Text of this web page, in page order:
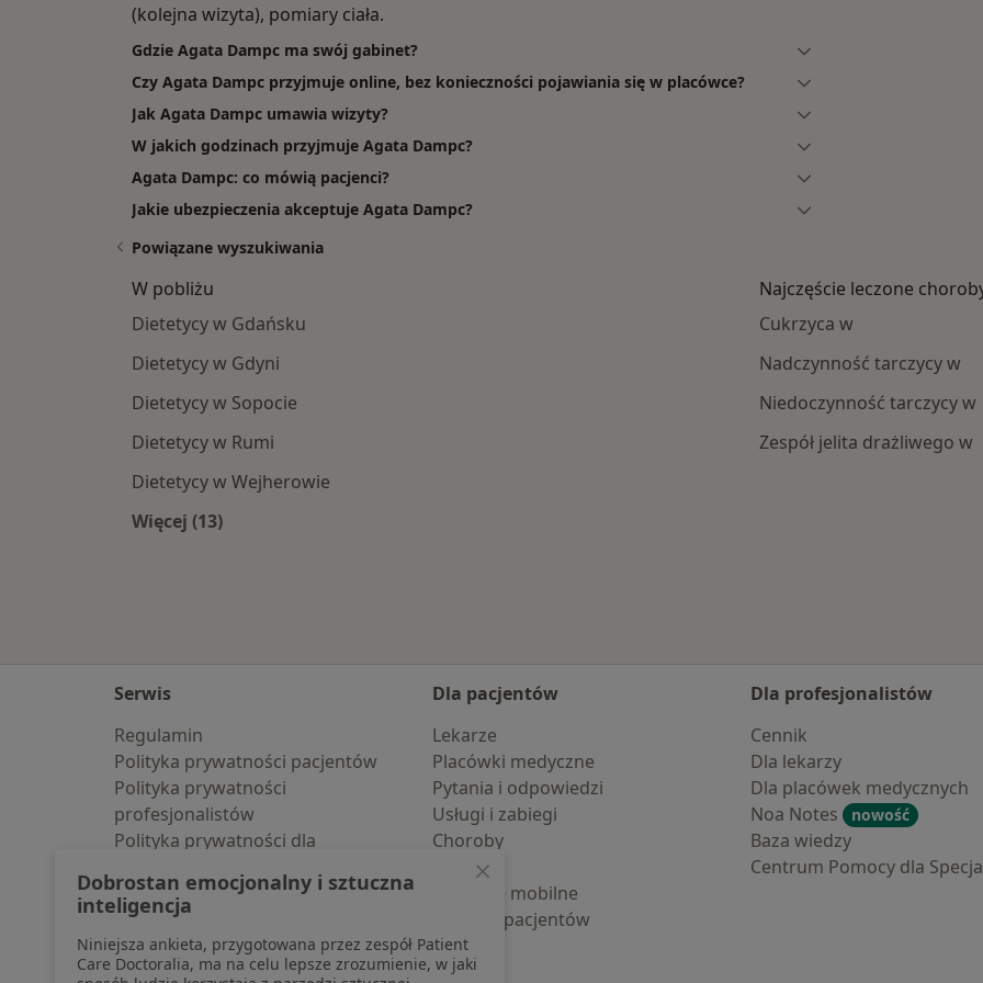
(kolejna wizyta), pomiary ciała.
Gdzie Agata Dampc ma swój gabinet?
Czy Agata Dampc przyjmuje online, bez konieczności pojawiania się w placówce?
Jak Agata Dampc umawia wizyty?
W jakich godzinach przyjmuje Agata Dampc?
Agata Dampc: co mówią pacjenci?
Jakie ubezpieczenia akceptuje Agata Dampc?
Powiązane wyszukiwania
W pobliżu
Dietetycy w Gdańsku
Dietetycy w Gdyni
Dietetycy w Sopocie
Dietetycy w Rumi
Dietetycy w Wejherowie
Więcej (13)
Najczęście leczone
Cukrzyca w
Nadczynność tarczycy w
Niedoczynność tarczycy w
Zespół jelita drażliwego w
Serwis
Regulamin
Polityka prywatności pacjentów
Polityka prywatności
profesjonalistów
Polityka prywatności dla
pozyskaliśmy samodzielnie
Polityka cookies
Jak działają wyniki wyszukiwania
Dostępność
Dla pacjentów
Lekarze
Placówki medyczne
Pytania i odpowiedzi
Usługi i zabiegi
Choroby
Pomoc
Aplikacje mobilne
Blog dla pacjentów
Dla profesjonalistów
Cennik
Dla lekarzy
Dla placówek medycznych
Noa Notes
nowość
Baza wiedzy
Centrum Pomocy dla
Dobrostan emocjonalny i sztuczna
inteligencja
Niniejsza ankieta, przygotowana przez zespół Patient
Care Doctoralia, ma na celu lepsze zrozumienie, w jaki